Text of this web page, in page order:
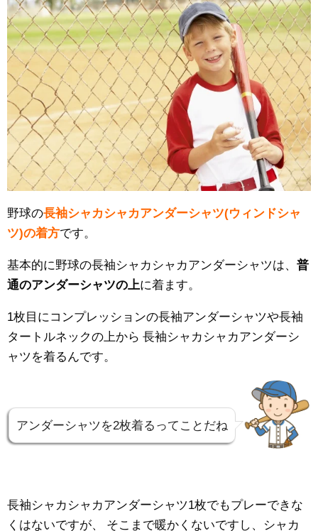
野球の長袖シャカシャカアンダーシャツ(ウィンドシャ
ツ)の着方です。
基本的に野球の長袖シャカシャカアンダーシャツは、 普
通のアンダーシャツの上に着ます。
1枚目にコンプレッションの長袖アンダーシャツや長袖
タートルネックの上から 長袖シャカシャカアンダーシ
ャツを着るんです。
アンダーシャツを2枚着るってことだね
長袖シャカシャカアンダーシャツ1枚でもプレーできな
くはないですが、
そこまで暖かくないですし、シャカ